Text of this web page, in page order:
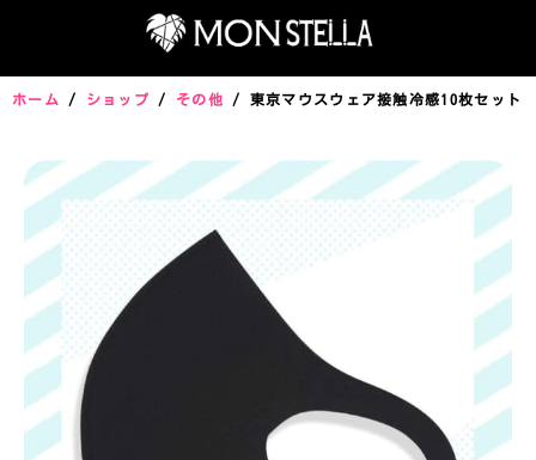
ホーム / ショップ / その他 / 東京マウスウェア接触冷感10枚セット